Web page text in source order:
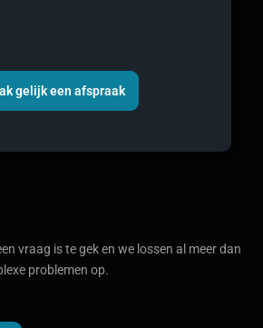
gelijk een afspraak
vraag is te gek en we lossen al meer dan
problemen op.